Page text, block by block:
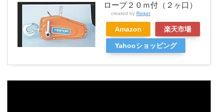
ロープ２０ｍ付（２ヶ口）
created by Rinker
Amazon 楽天市場
Yahooショッピング